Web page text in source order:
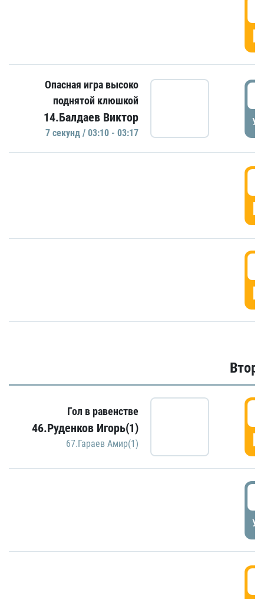
Опасная игра высоко
поднятой клюшкой
14.Балдаев Виктор
7 секунд / 03:10 - 03:17
Гол в равенстве
46.Руденков Игорь(1)
67.Гараев Амир(1)